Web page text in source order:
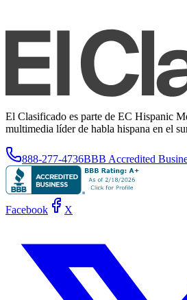
El Clasificado es parte de EC Hispanic
multimedia líder de habla hispana en el
888-277-4736BBB Accredited
Facebook X